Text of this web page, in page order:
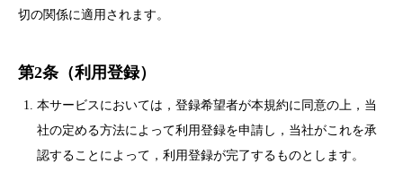
切の関係に適用されます。
第2条（利用登録）
本サービスにおいては，登録希望者が本規約に同意の上，当
社の定める方法によって利用登録を申請し，当社がこれを承
認することによって，利用登録が完了するものとします。